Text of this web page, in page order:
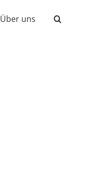
Über uns